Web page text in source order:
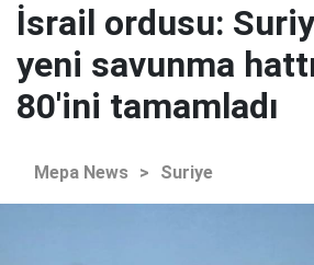
İsrail ordusu:
yeni savunma
80'ini tamamladı
Mepa News > Suriye